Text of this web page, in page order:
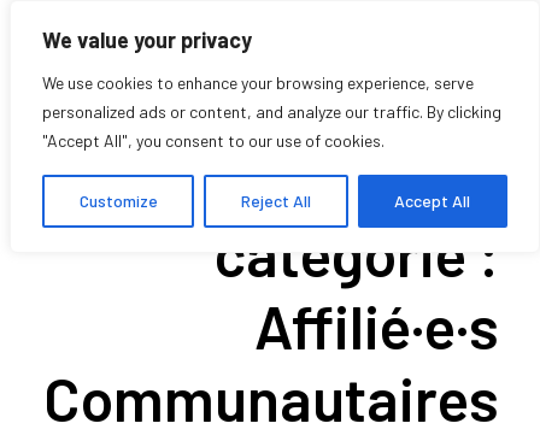
We value your privacy
We use cookies to enhance your browsing experience, serve
personalized ads or content, and analyze our traffic. By clicking
"Accept All", you consent to our use of cookies.
Customize Reject All Accept All
Archive pour la
catégorie :
Affilié·e·s
Communautaires